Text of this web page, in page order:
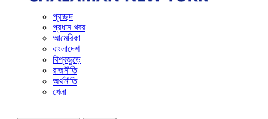
প্রচ্ছদ
প্রধান খবর
আমেরিকা
বাংলাদেশ
বিশ্বজুড়ে
রাজনীতি
অর্থনীতি
খেলা